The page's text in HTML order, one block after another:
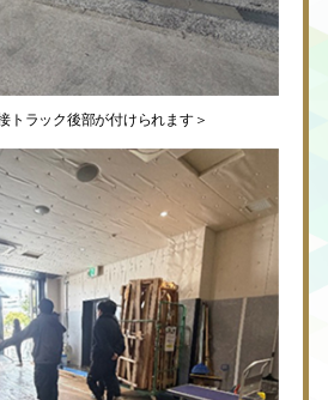
トラック後部が付けられます＞